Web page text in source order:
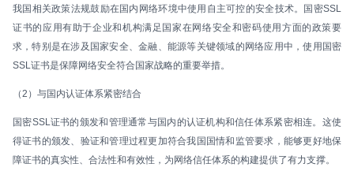
我国相关政策法规鼓励在国内网络环境中使用自主可控的安全技术。国密SSL
证书的应用有助于企业和机构满足国家在网络安全和密码使用方面的政策要
求，特别是在涉及国家安全、金融、能源等关键领域的网络应用中，使用国密
SSL证书是保障网络安全符合国家战略的重要举措。
（2）与国内认证体系紧密结合
国密SSL证书的颁发和管理通常与国内的认证机构和信任体系紧密相连。这使
得证书的颁发、验证和管理过程更加符合我国国情和监管要求，能够更好地保
障证书的真实性、合法性和有效性，为网络信任体系的构建提供了有力支撑。